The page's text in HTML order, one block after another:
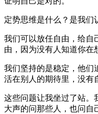
定势思维是什么？是我们
我们可以放任自由，给自
由，因为没有人知道你在
我们坚持的是稳定，他们
活在别人的期待里，没有
这些问题让我坐过了站。
大声的问那些人，也问自